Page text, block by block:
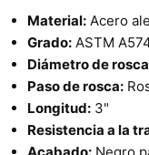
Material: Acero
Grado: ASTM
Diámetro de
Paso de rosca:
Longitud: 3"
Resistencia a la
Acabado: Negro